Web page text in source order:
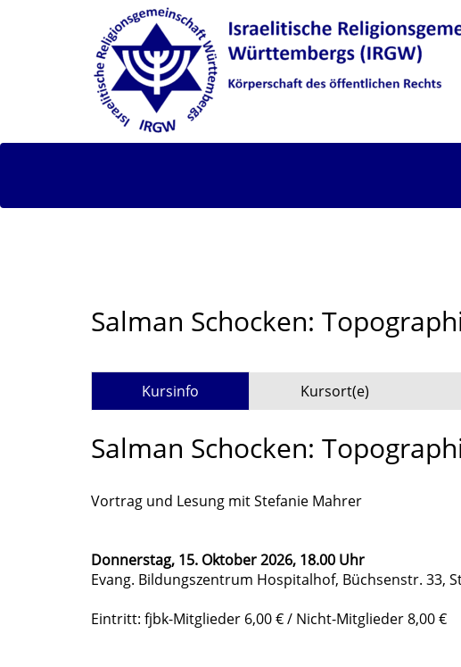
Salman Schocken:
Kursinfo Kursort(e)
Salman Schocken:
Vortrag und Lesung mit Stefanie Mahrer
Donnerstag, 15. Oktober 2026, 18.00 Uhr
Evang. Bildungszentrum Hospitalhof, Büchsenstr. 33,
Eintritt: fjbk-Mitglieder 6,00 € / Nicht-Mitglieder 8,00 €